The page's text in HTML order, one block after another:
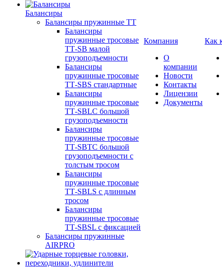
Балансиры
Балансиры пружинные TT
Балансиры
пружинные тросовые
ТТ-SB малой
грузоподъемности
Балансиры
пружинные тросовые
ТТ-SBS стандартные
Балансиры
пружинные тросовые
ТТ-SBLC большой
грузоподъемности
Балансиры
пружинные тросовые
ТТ-SBTC большой
грузоподъемности с
толстым тросом
Балансиры
пружинные тросовые
ТТ-SBLS с длинным
тросом
Балансиры
пружинные тросовые
ТТ-SBSL с фиксацией
Балансиры пружинные
AIRPRO
Компания
О
компании
Новости
Контакты
Лицензии
Документы
Как